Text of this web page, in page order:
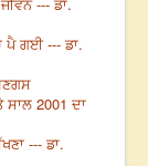
ਪੈ ਗਈ --- ਡਾ.
2001 ਦਾ
--- ਡਾ.